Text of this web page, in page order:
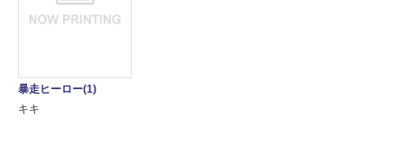
暴走ヒーロー(1)
キキ